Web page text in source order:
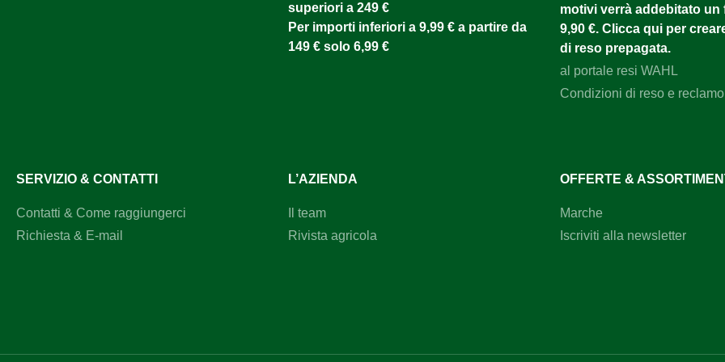
camminata su terreni
proprietà antistatiche e ESD
consentono l'utilizzo in
lavoro in cui è necessario
delle scariche
ora e utilizzali per i lavori
superiori a 249 €
Per importi inferiori a 9,99 € a partire da
149 € solo 6,99 €
motivi verrà addebitato un
9,90 €. Clicca qui per
di reso prepagata.
al portale resi WAHL
Condizioni di reso e reclamo
SERVIZIO & CONTATTI
Contatti & Come raggiungerci
Richiesta & E-mail
L’AZIENDA
Il team
Rivista agricola
OFFERTE &
Marche
Iscriviti alla newsletter